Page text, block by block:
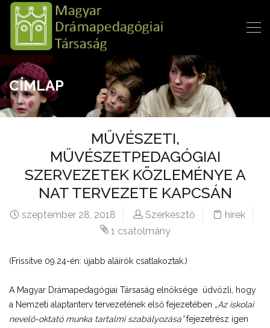
CÍMLAP
MŰVÉSZETI,
MŰVÉSZETPEDAGÓGIAI
SZERVEZETEK KÖZLEMÉNYE A
NAT TERVEZETE KAPCSÁN
szeptember 28, 2018 Szerkesztő
hírek
1 csatolmány
(Frissítve 09.24-én: újabb aláírók csatlakoztak.)
A Magyar Drámapedagógiai Társaság elnöksége üdvözli, hogy
a Nemzeti alaptanterv tervezetének első fejezetében „Az iskolai
nevelő-oktató munka tartalmi szabályozása”fejezetrész igen